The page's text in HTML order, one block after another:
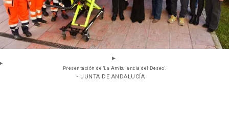
Presentación de 'La Ambulancia del Deseo'.
- JUNTA DE ANDALUCÍA